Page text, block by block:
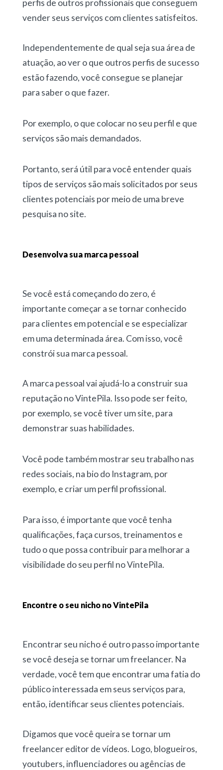
perfis de outros profissionais que conseguem
vender seus serviços com clientes satisfeitos.
Independentemente de qual seja sua área de
atuação, ao ver o que outros perfis de sucesso
estão fazendo, você consegue se planejar
para saber o que fazer.
Por exemplo, o que colocar no seu perfil e que
serviços são mais demandados.
Portanto, será útil para você entender quais
tipos de serviços são mais solicitados por seus
clientes potenciais por meio de uma breve
pesquisa no site.
Desenvolva sua marca pessoal
Se você está começando do zero, é
importante começar a se tornar conhecido
para clientes em potencial e se especializar
em uma determinada área. Com isso, você
constrói sua marca pessoal.
A marca pessoal vai ajudá-lo a construir sua
reputação no VintePila. Isso pode ser feito,
por exemplo, se você tiver um site, para
demonstrar suas habilidades.
Você pode também mostrar seu trabalho nas
redes sociais, na bio do Instagram, por
exemplo, e criar um perfil profissional.
Para isso, é importante que você tenha
qualificações, faça cursos, treinamentos e
tudo o que possa contribuir para melhorar a
visibilidade do seu perfil no VintePila.
Encontre o seu nicho no VintePila
Encontrar seu nicho é outro passo importante
se você deseja se tornar um freelancer. Na
verdade, você tem que encontrar uma fatia do
público interessada em seus serviços para,
então, identificar seus clientes potenciais.
Digamos que você queira se tornar um
freelancer editor de vídeos. Logo, blogueiros,
youtubers, influenciadores ou agências de